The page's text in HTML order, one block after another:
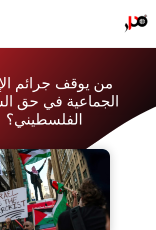
من يوقف جرائم
الجماعية في حق
الفلسطيني؟